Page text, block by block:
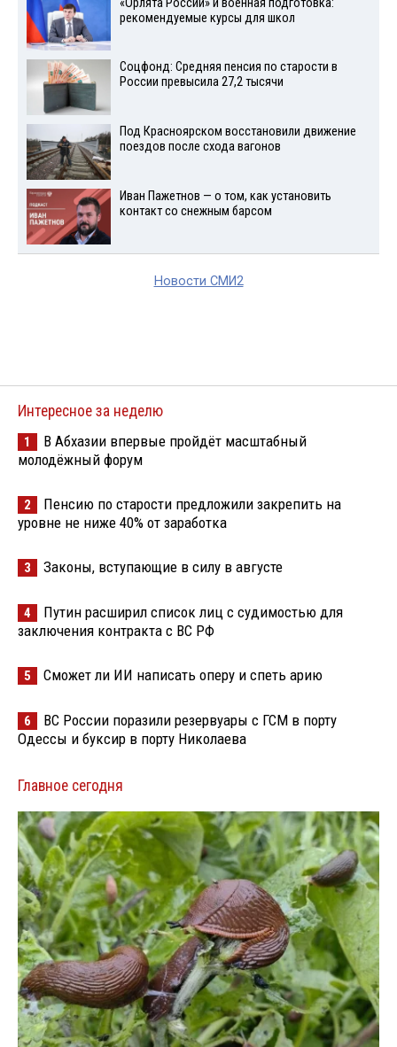
рекомендуемые курсы для школ
Соцфонд: Средняя пенсия по старости в
России превысила 27,2 тысячи
Под Красноярском восстановили движение
поездов после схода вагонов
Иван Пажетнов — о том, как установить
контакт со снежным барсом
Новости СМИ2
Интересное за неделю
1
В Абхазии впервые пройдёт масштабный
молодёжный форум
2
Пенсию по старости предложили закрепить на
уровне не ниже 40% от заработка
3 Законы, вступающие в силу в августе
4
Путин расширил список лиц с судимостью для
заключения контракта с ВС РФ
5 Сможет ли ИИ написать оперу и спеть арию
6
ВС России поразили резервуары с ГСМ в порту
Одессы и буксир в порту Николаева
Главное сегодня